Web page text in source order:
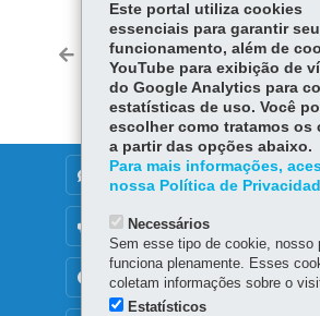
ce
bo
ok
Tw
itt
er
Voltar Início
DENUNCIE CORRUPÇÃO
OUVIDORIA
TRANSPARÊNCIA INSTITUCIONAL
Este portal utiliza cookies
essenciais para garantir seu
funcionamento, além de
YouTube para exibição de
do Google Analytics para
estatísticas de uso. Você
escolher como tratamos os
a partir das opções abaixo.
Para mais informações,
nossa Política de
Necessários
Sem esse tipo de cookie, nosso
funciona plenamente. Esses
coletam informações sobre o
Estatísticos